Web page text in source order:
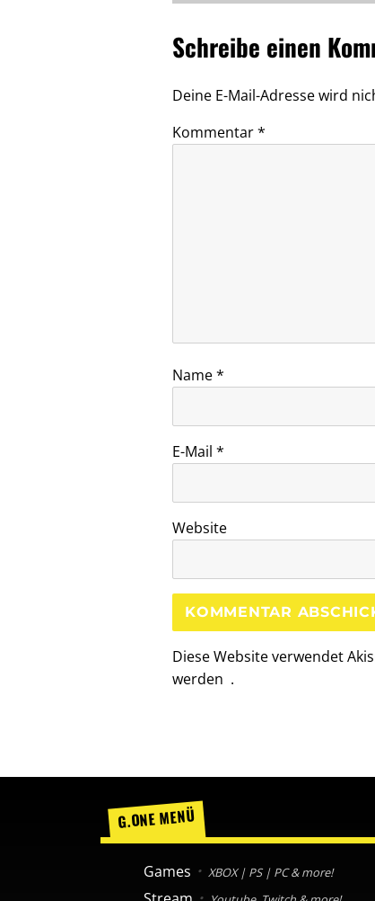
Schreibe einen
Deine E-Mail-Adresse wird
Kommentar*
Name*
E-Mail *
Website
Diese Website verwendet
werden .
G.ONE MENÜ
Games XBOX | PS | PC & more!